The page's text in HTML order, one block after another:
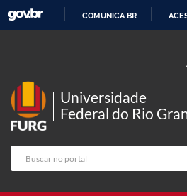
COMUNICA BR
Universidade
Federal do Rio